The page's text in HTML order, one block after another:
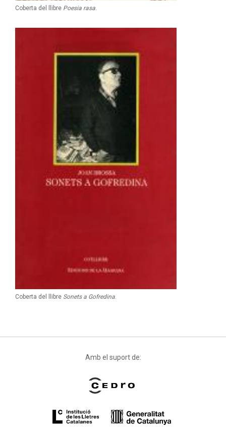
Coberta del llibre Poesia rasa.
Coberta del llibre Sonets a Gofredina.
Amb el suport de: